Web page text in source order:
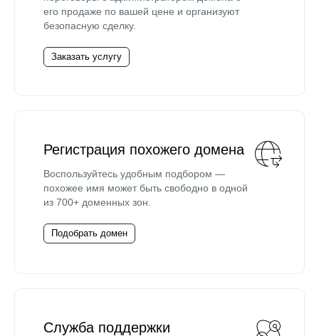
его продаже по вашей цене и организуют
безопасную сделку.
Заказать услугу
Регистрация похожего домена
Воспользуйтесь удобным подбором —
похожее имя может быть свободно в одной
из 700+ доменных зон.
Подобрать домен
Служба поддержки